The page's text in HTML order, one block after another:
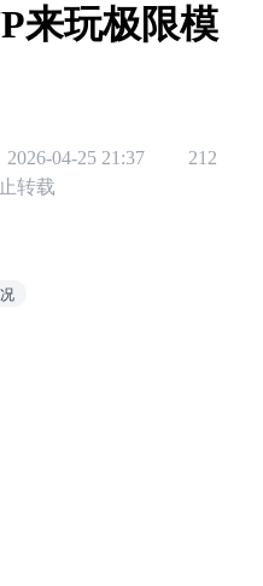
来玩极限模
2026-04-25 21:37
212
转载